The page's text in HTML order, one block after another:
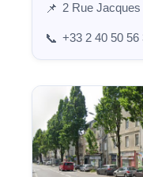
📌 2 Rue
📞 +33 2 40 50 56